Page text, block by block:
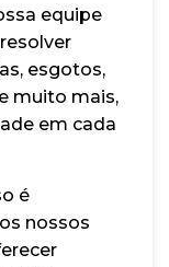
equipe
esgotos,
muito mais,
em cada
é
nossos